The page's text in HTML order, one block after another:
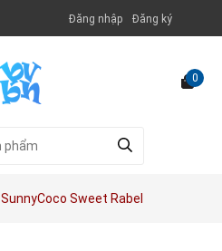
Đăng nhập Đăng ký
0
SunnyCoco Sweet Rabel